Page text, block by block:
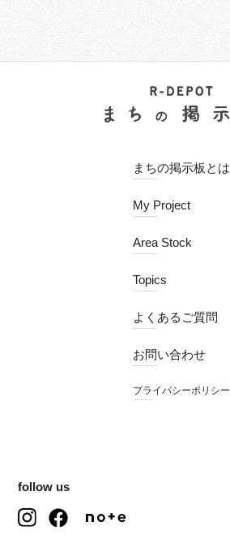
まちの掲示板とは
My Project
Area Stock
Topics
よくあるご質問
お問い合わせ
プライバシーポリシー
follow us